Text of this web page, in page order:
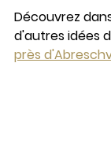
Découvrez
d'autres idées
près